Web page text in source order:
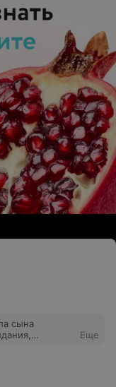
сына
недели без
Сын
к
Еще